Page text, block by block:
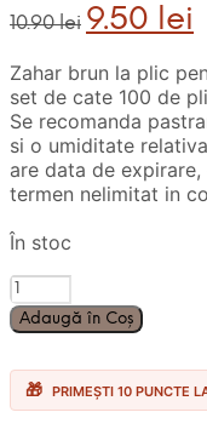
10.90lei
Prețul
inițial
fost:
10.90 lei.
9.50 lei
Zahar brun la plic
set de cate 100 de
Se recomanda
si o umiditate
are data de
termen nelimitat in
În stoc
Cantitate
100
Pliculete
Zahar
Brun
Adaugă în Coș
PRIMEȘTI 10 PUNCTE